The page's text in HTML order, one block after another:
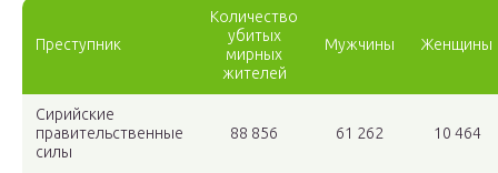
Преступник
Количество
убитых
мирных
жителей
Мужчины Женщины
Сирийские
правительственные
силы
88 856 61 262 10 464